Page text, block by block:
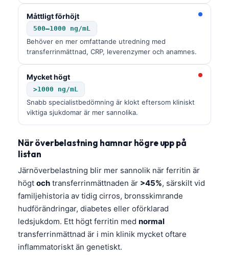
Måttligt förhöjt
500–1000 ng/mL
Behöver en mer omfattande utredning med
transferrinmättnad, CRP, leverenzymer och anamnes.
Mycket högt
>1000 ng/mL
Snabb specialistbedömning är klokt eftersom kliniskt
viktiga sjukdomar är mer sannolika.
När överbelastning hamnar högre upp på
listan
Järnöverbelastning blir mer sannolik när ferritin är
högt och transferrinmättnaden är >45%, särskilt vid
familjehistoria av tidig cirros, bronsskimrande
hudförändringar, diabetes eller oförklarad
ledsjukdom. Ett högt ferritin med normal
transferrinmättnad är i min klinik mycket oftare
inflammatoriskt än genetiskt.